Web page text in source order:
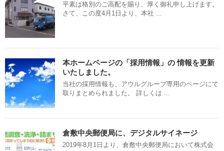
平素は格別のご高配を賜り、厚く御礼申し上げます。
さて、この度4月1日より、本社 ...
本ホームページの「採用情報」の 情報を更新
いたしました。
当社の採用情報も、アウルグループ専用のページにて
取りまとめられました。 詳しくは ...
倉敷中央郵便局に、デジタルサイネージ
2019年8月1日より、倉敷中央郵便局において株式会